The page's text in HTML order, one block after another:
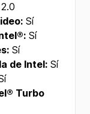
2.0
Sí
Sí
Sí
de Intel: Sí
Turbo